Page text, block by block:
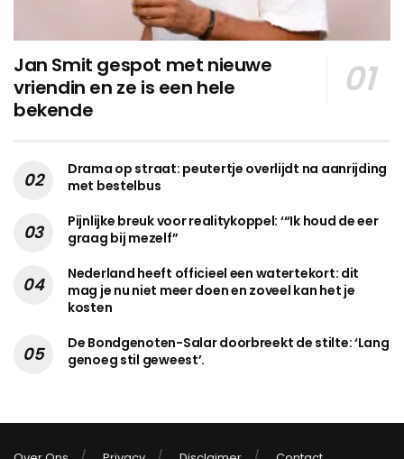
Jan Smit gespot met nieuwe
vriendin en ze is een hele
bekende
Drama op straat: peutertje overlijdt na aanrijding
met bestelbus
Pijnlijke breuk voor realitykoppel: ‘“Ik houd de eer
graag bij mezelf”
Nederland heeft officieel een watertekort: dit
mag je nu niet meer doen en zoveel kan het je
kosten
De Bondgenoten-Salar doorbreekt de stilte: ‘Lang
genoeg stil geweest’.